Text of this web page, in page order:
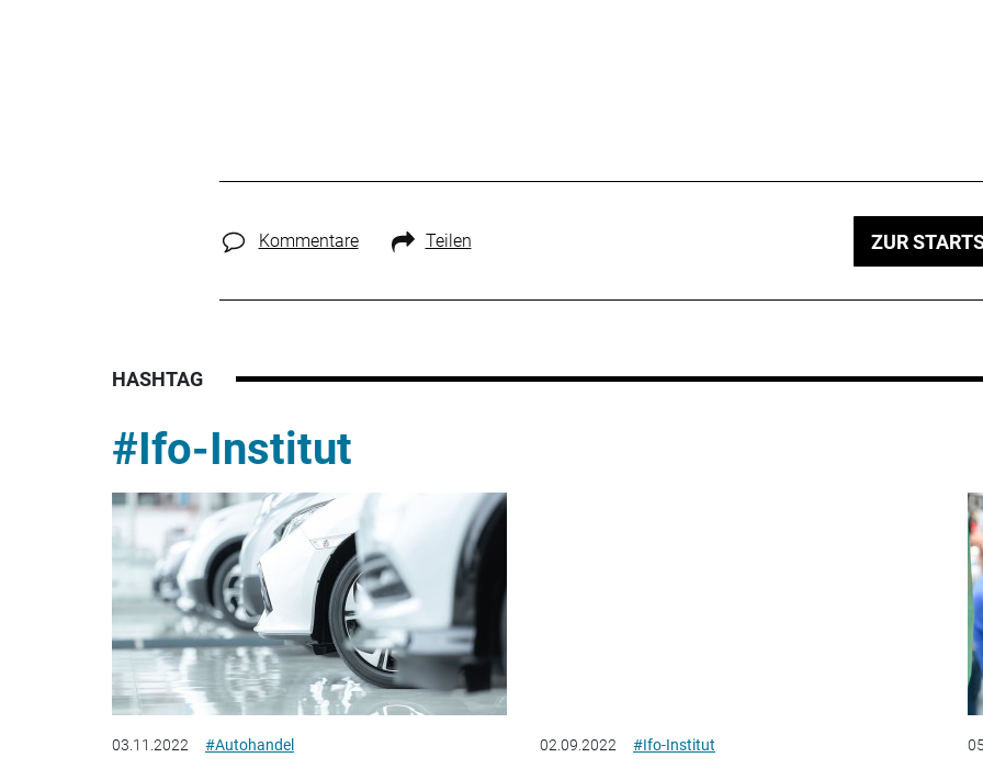
Kommentare Teilen ZUR
HASHTAG
#Ifo-Institut
03.11.2022 #Autohandel 02.09.2022 #Ifo-Institut